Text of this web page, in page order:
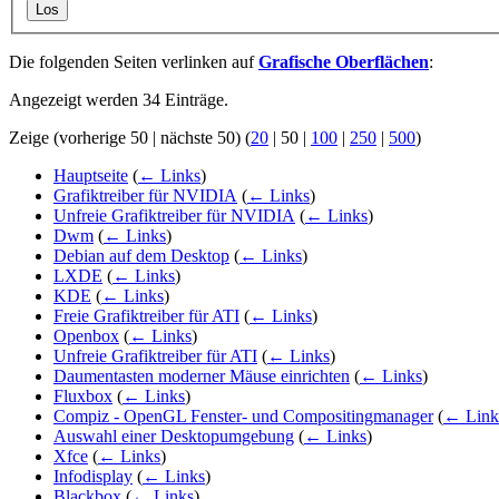
Los
Die folgenden Seiten verlinken aufGrafische Oberflächen:
Angezeigt werden 34 Einträge.
Zeige (vorherige 50 | nächste 50) (20 | 50 | 100 | 250 | 500)
Hauptseite (← Links)
Grafiktreiber für NVIDIA (← Links)
Unfreie Grafiktreiber für NVIDIA (← Links)
Dwm (← Links)
Debian auf dem Desktop (← Links)
LXDE (← Links)
KDE (← Links)
Freie Grafiktreiber für ATI (← Links)
Openbox (← Links)
Unfreie Grafiktreiber für ATI (← Links)
Daumentasten moderner Mäuse einrichten (← Links)
Fluxbox (← Links)
Compiz - OpenGL Fenster- und Compositingmanager (←
Auswahl einer Desktopumgebung (← Links)
Xfce (← Links)
Infodisplay (← Links)